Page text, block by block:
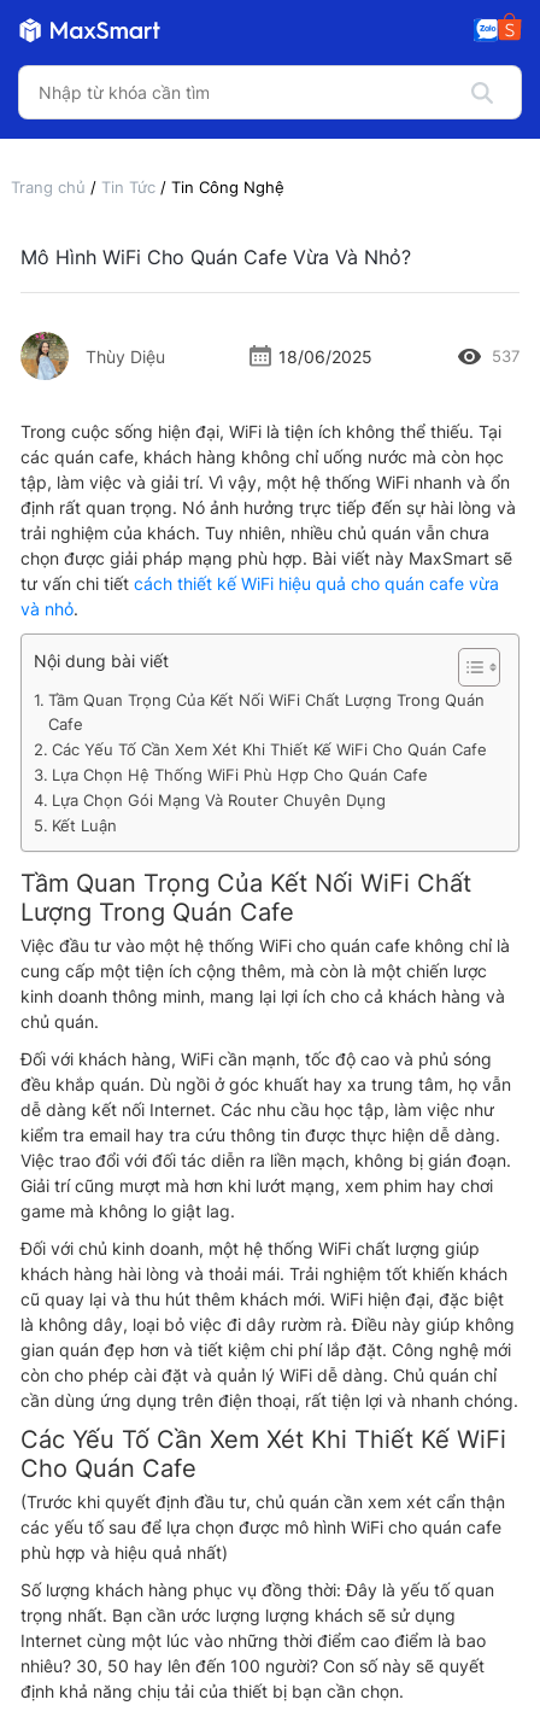
Trang chủ / Tin Tức/ Tin Công Nghệ
Mô Hình WiFi Cho Quán Cafe Vừa Và Nhỏ?
Thùy Diệu 18/06/2025 537
Trong cuộc sống hiện đại, WiFi là tiện ích không thể thiếu. Tại
các quán cafe, khách hàng không chỉ uống nước mà còn học
tập, làm việc và giải trí. Vì vậy, một hệ thống WiFi nhanh và ổn
định rất quan trọng. Nó ảnh hưởng trực tiếp đến sự hài lòng và
trải nghiệm của khách. Tuy nhiên, nhiều chủ quán vẫn chưa
chọn được giải pháp mạng phù hợp. Bài viết này MaxSmart sẽ
tư vấn chi tiết cách thiết kế WiFi hiệu quả cho quán cafe vừa
và nhỏ.
Nội dung bài viết
Tầm Quan Trọng Của Kết Nối WiFi Chất Lượng Trong Quán
Cafe
Các Yếu Tố Cần Xem Xét Khi Thiết Kế WiFi Cho Quán Cafe
Lựa Chọn Hệ Thống WiFi Phù Hợp Cho Quán Cafe
Lựa Chọn Gói Mạng Và Router Chuyên Dụng
Kết Luận
Tầm Quan Trọng Của Kết Nối WiFi Chất
Lượng Trong Quán Cafe
Việc đầu tư vào một hệ thống WiFi cho quán cafe không chỉ là
cung cấp một tiện ích cộng thêm, mà còn là một chiến lược
kinh doanh thông minh, mang lại lợi ích cho cả khách hàng và
chủ quán.
Đối với khách hàng, WiFi cần mạnh, tốc độ cao và phủ sóng
đều khắp quán. Dù ngồi ở góc khuất hay xa trung tâm, họ vẫn
dễ dàng kết nối Internet. Các nhu cầu học tập, làm việc như
kiểm tra email hay tra cứu thông tin được thực hiện dễ dàng.
Việc trao đổi với đối tác diễn ra liền mạch, không bị gián đoạn.
Giải trí cũng mượt mà hơn khi lướt mạng, xem phim hay chơi
game mà không lo giật lag.
Đối với chủ kinh doanh, một hệ thống WiFi chất lượng giúp
khách hàng hài lòng và thoải mái. Trải nghiệm tốt khiến khách
cũ quay lại và thu hút thêm khách mới. WiFi hiện đại, đặc biệt
là không dây, loại bỏ việc đi dây rườm rà. Điều này giúp không
gian quán đẹp hơn và tiết kiệm chi phí lắp đặt. Công nghệ mới
còn cho phép cài đặt và quản lý WiFi dễ dàng. Chủ quán chỉ
cần dùng ứng dụng trên điện thoại, rất tiện lợi và nhanh chóng.
Các Yếu Tố Cần Xem Xét Khi Thiết Kế WiFi
Cho Quán Cafe
(Trước khi quyết định đầu tư, chủ quán cần xem xét cẩn thận
các yếu tố sau để lựa chọn được mô hình WiFi cho quán cafe
phù hợp và hiệu quả nhất)
Số lượng khách hàng phục vụ đồng thời: Đây là yếu tố quan
trọng nhất. Bạn cần ước lượng lượng khách sẽ sử dụng
Internet cùng một lúc vào những thời điểm cao điểm là bao
nhiêu? 30, 50 hay lên đến 100 người? Con số này sẽ quyết
định khả năng chịu tải của thiết bị bạn cần chọn.